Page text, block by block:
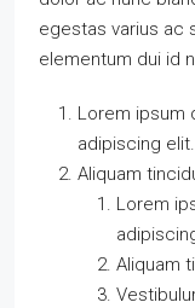
egestas varius ac
elementum dui id
Lorem ipsum
adipiscing elit.
Aliquam
Lorem
Aliquam